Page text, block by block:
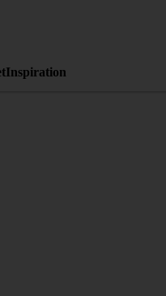
Inspiration